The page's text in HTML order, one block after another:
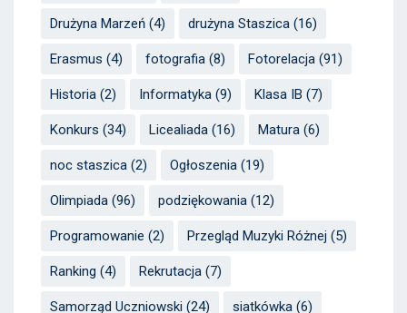
Drużyna Marzeń (4) drużyna Staszica (16)
Erasmus (4) fotografia (8) Fotorelacja (91)
Historia (2) Informatyka (9) Klasa IB (7)
Konkurs (34) Licealiada (16) Matura (6)
noc staszica (2) Ogłoszenia (19)
Olimpiada (96) podziękowania (12)
Programowanie (2) Przegląd Muzyki Różnej (5)
Ranking (4) Rekrutacja (7)
Samorząd Uczniowski (24) siatkówka (6)